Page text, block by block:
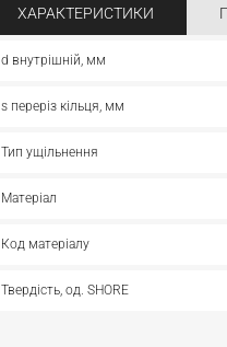
ХАРАКТЕРИСТИКИ
d внутрішній, мм
s переріз кільця, мм
Тип ущільнення
Матеріал
Код матеріалу
Твердість, од. SHORE